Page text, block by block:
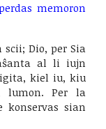
memoron
scii; Dio, per Sia
al li iujn
kiel iu, kiu
lumon. Per la
konservas sian